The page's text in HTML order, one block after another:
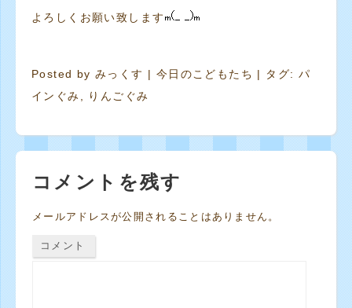
よろしくお願い致します
Posted byみっくす | 今日のこどもたち | タグ: パ
インぐみ
りんごぐみ
コメントを残す
メールアドレスが公開されることはありません。
コメント